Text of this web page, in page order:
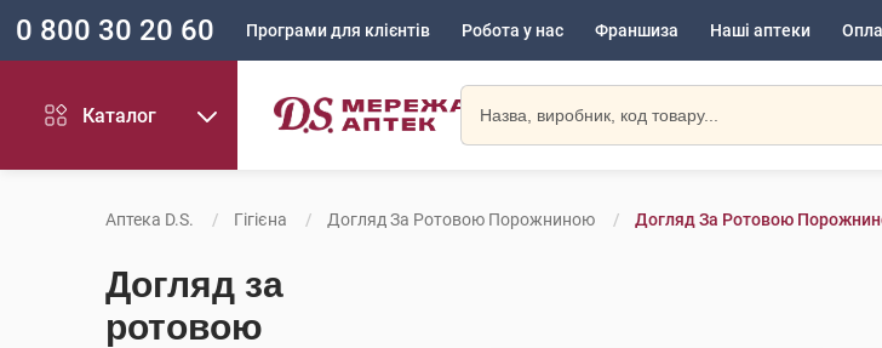
0 800 30 20 60 Програми для клієнтів Робота у нас Франшиза Наші аптеки
Каталог
Аптека D.S. Гігієна Догляд За Ротовою Порожниною Догляд За Ротовою
Догляд за
ротовою